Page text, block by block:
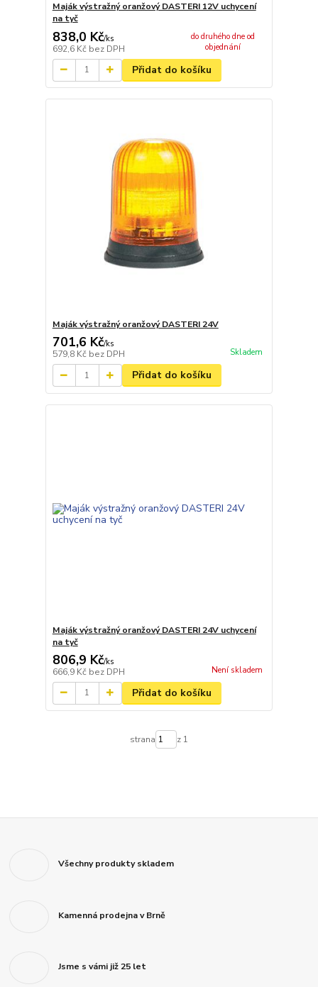
Maják výstražný oranžový DASTERI 12V uchycení
na tyč
838,0 Kč/ks
692,6 Kč bez DPH
do druhého dne od
objednání
Přidat do košíku
Maják výstražný oranžový DASTERI 24V
701,6 Kč/ks
579,8 Kč bez DPH Skladem
Přidat do košíku
Maják výstražný oranžový DASTERI 24V uchycení
na tyč
806,9 Kč/ks
666,9 Kč bez DPH Není skladem
Přidat do košíku
strana z 1
Všechny produkty skladem
Kamenná prodejna v Brně
Jsme s vámi již 25 let